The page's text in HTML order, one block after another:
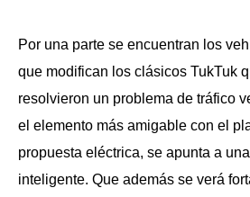
Por una parte se encuentran los
que modifican los clásicos TukTuk
resolvieron un problema de tráfico
el elemento más amigable con el
propuesta eléctrica, se apunta a
inteligente. Que además se verá